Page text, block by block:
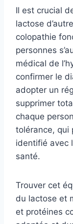
Il est crucial
lactose
colopathie
personnes
médical de
confirmer le
adopter un
supprimer
chaque
tolérance, qui
identifié avec
santé.
Trouver cet
du lactose et
et protéines